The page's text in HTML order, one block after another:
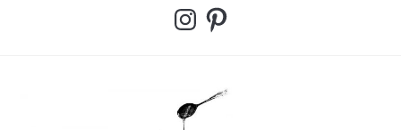
InstagramPinterest